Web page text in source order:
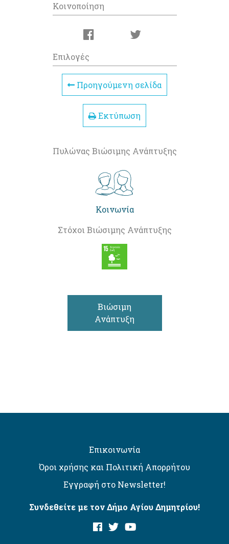
Κοινοποίηση
Επιλογές
Προηγούμενη σελίδα
Εκτύπωση
Πυλώνας Βιώσιμης Ανάπτυξης
Κοινωνία
Στόχοι Βιώσιμης Ανάπτυξης
Βιώσιμη
Ανάπτυξη
Επικοινωνία
Όροι χρήσης και Πολιτική Απορρήτου
Εγγραφή στο Newsletter!
Συνδεθείτε με τον Δήμο Αγίου Δημητρίου!